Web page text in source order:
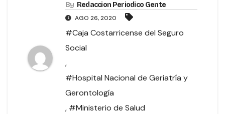
By Redaccion Periodico Gente
AGO 26, 2020
#Caja Costarricense del Seguro
Social
,
#Hospital Nacional de Geriatría y
Gerontología
, #Ministerio de Salud